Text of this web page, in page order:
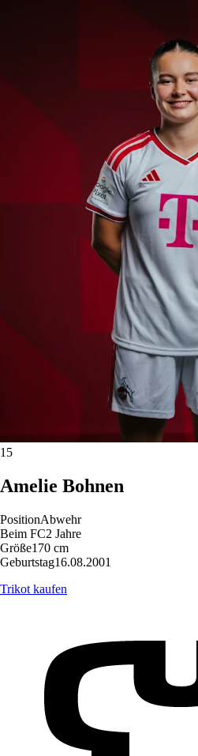
15
Amelie Bohnen
PositionAbwehr
Beim FC2 Jahre
Größe170 cm
Geburtstag16.08.2001
Trikot kaufen